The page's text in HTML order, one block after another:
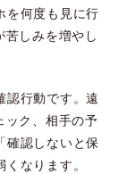
を何度も見に行
苦しみを増やし
認行動です。遠
ック、相手の予
確認しないと保
なります。